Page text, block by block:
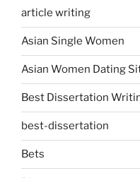
article writing
Asian Single Women
Asian Women Dating
Best Dissertation
best-dissertation
Bets